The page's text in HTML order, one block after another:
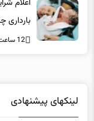
12 ساعت پیش
لینکهای پیشنهادی